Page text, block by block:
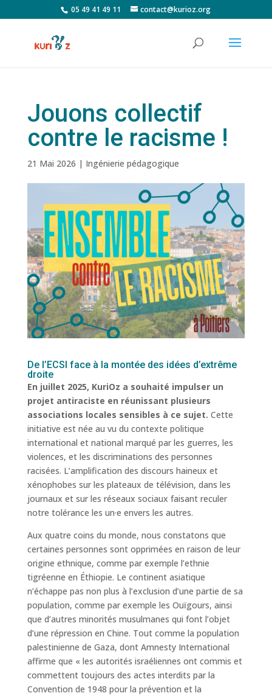
05 49 41 49 11 contact@kurioz.org
Jouons collectif
contre le racisme !
21 Mai 2026 | Ingénierie pédagogique
De l’ECSI face à la montée des idées d’extrême
droite
En juillet 2025, KuriOz a souhaité impulser un
projet antiraciste en réunissant plusieurs
associations locales sensibles à ce sujet. Cette
initiative est née au vu du contexte politique
international et national marqué par les guerres, les
violences, et les discriminations des personnes
racisées. L’amplification des discours haineux et
xénophobes sur les plateaux de télévision, dans les
journaux et sur les réseaux sociaux faisant reculer
notre tolérance les un·e envers les autres.
Aux quatre coins du monde, nous constatons que
certaines personnes sont opprimées en raison de leur
origine ethnique, comme par exemple l’ethnie
tigréenne en Éthiopie. Le continent asiatique
n’échappe pas non plus à l’exclusion d’une partie de sa
population, comme par exemple les Ouïgours, ainsi
que d’autres minorités musulmanes qui font l’objet
d’une répression en Chine. Tout comme la population
palestinienne de Gaza, dont Amnesty International
affirme que « les autorités israéliennes ont commis et
commettent toujours des actes interdits par la
Convention de 1948 pour la prévention et la